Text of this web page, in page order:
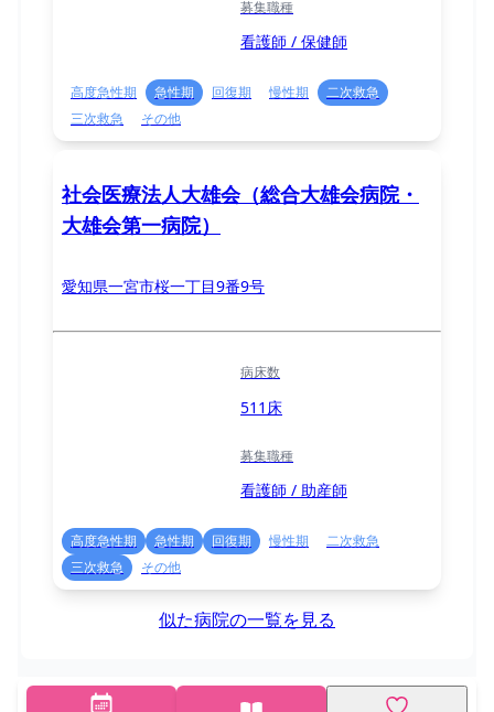
募集職種
看護師 / 保健師
高度急性期 急性期 回復期 慢性期
二次救急
三次救急
その他
社会医療法人大雄会（総合大雄会病院・
大雄会第一病院）
愛知県一宮市桜一丁目9番9号
病床数
511床
募集職種
看護師 / 助産師
高度急性期 急性期 回復期 慢性期
二次救急
三次救急
その他
似た病院の一覧を見る